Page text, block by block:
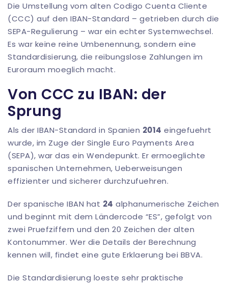
Die Umstellung vom alten Codigo Cuenta Cliente
(CCC) auf den IBAN-Standard – getrieben durch die
SEPA-Regulierung – war ein echter Systemwechsel.
Es war keine reine Umbenennung, sondern eine
Standardisierung, die reibungslose Zahlungen im
Euroraum moeglich macht.
Von CCC zu IBAN: der
Sprung
Als der IBAN-Standard in Spanien 2014 eingefuehrt
wurde, im Zuge der Single Euro Payments Area
(SEPA), war das ein Wendepunkt. Er ermoeglichte
spanischen Unternehmen, Ueberweisungen
effizienter und sicherer durchzufuehren.
Der spanische IBAN hat 24 alphanumerische Zeichen
und beginnt mit dem Ländercode “ES”, gefolgt von
zwei Pruefziffern und den 20 Zeichen der alten
Kontonummer. Wer die Details der Berechnung
kennen will, findet eine gute Erklaerung bei BBVA.
Die Standardisierung loeste sehr praktische